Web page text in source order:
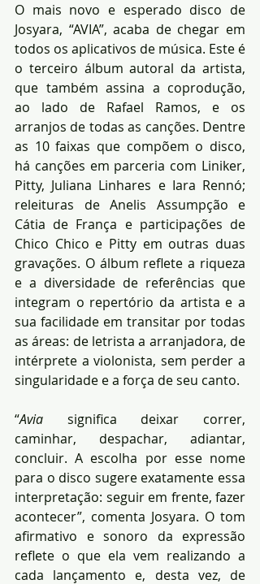
O mais novo e esperado disco de
Josyara, “AVIA”, acaba de chegar em
todos os aplicativos de música. Este é
o terceiro álbum autoral da artista,
que também assina a coprodução,
ao lado de Rafael Ramos, e os
arranjos de todas as canções. Dentre
as 10 faixas que compõem o disco,
há canções em parceria com Liniker,
Pitty, Juliana Linhares e Iara Rennó;
releituras de Anelis Assumpção e
Cátia de França e participações de
Chico Chico e Pitty em outras duas
gravações. O álbum reflete a riqueza
e a diversidade de referências que
integram o repertório da artista e a
sua facilidade em transitar por todas
as áreas: de letrista a arranjadora, de
intérprete a violonista, sem perder a
singularidade e a força de seu canto.
“Avia significa deixar correr,
caminhar, despachar, adiantar,
concluir. A escolha por esse nome
para o disco sugere exatamente essa
interpretação: seguir em frente, fazer
acontecer”, comenta Josyara. O tom
afirmativo e sonoro da expressão
reflete o que ela vem realizando a
cada lançamento e, desta vez, de